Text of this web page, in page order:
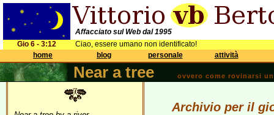
Affacciato sul Web dal 1995
Gio 6 - 3:12
Ciao, essere umano non identificato!
home
blog personale attività
Near a tree ovvero come rovinarsi
Archivio per il